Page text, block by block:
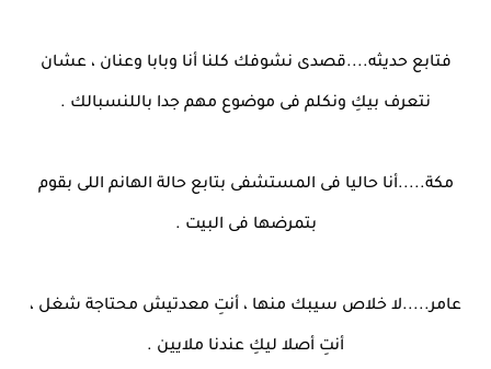
فتابع حديثه....قصدى نشوفك كلنا أنا وبابا وعنان ، عشان
نتعرف بيكِ ونكلم فى موضوع مهم جدا باللنسبالك .
مكة.....أنا حاليا فى المستشفى بتابع حالة الهانم اللى بقوم
بتمرضها فى البيت .
عامر.....لا خلاص سيبك منها ، أنتِ معدتيش محتاجة شغل ،
أنتِ أصلا ليكِ عندنا ملايين .